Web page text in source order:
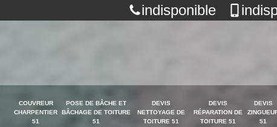
indisponible
COUVREUR
CHARPENTIER
51
POSE DE BÂCHE ET
BÂCHAGE DE TOITURE
51
DEVIS
NETTOYAGE DE
TOITURE 51
DEVIS
RÉPARATION DE
TOITURE 51
DEVIS
51